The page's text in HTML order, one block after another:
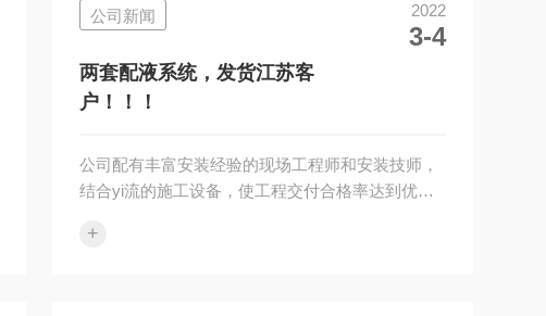
员的培训。我公司对用户实行设备一年保修，终身
服务的原则，均建立档案，进行跟踪服务，确保质
量水平。
公司新闻 2022
3-4
两套配液系统，发货江苏客
户！！！
公司配有丰富安装经验的现场工程师和安装技师，
结合yi流的施工设备，使工程交付合格率达到优良
利通过认证验收！附近有需要安装售后的请和我们
+